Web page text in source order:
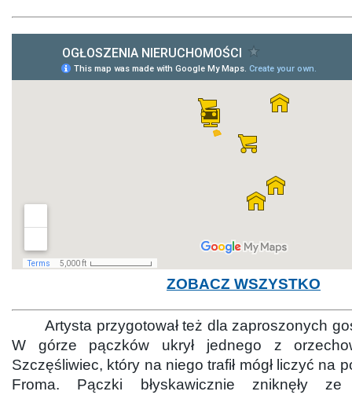
ZOBACZ WSZYSTKO
Artysta przygotował też dla zaproszonych
W górze pączków ukrył jednego z
Szczęśliwiec, który na niego trafił mógł liczyć na
Froma. Pączki błyskawicznie zniknęły